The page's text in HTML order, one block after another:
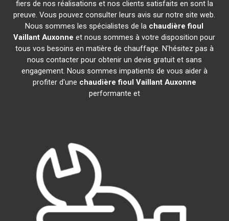
fiers de nos réalisations et nos clients satisfaits en sont la
preuve. Vous pouvez consulter leurs avis sur notre site web.
Nous sommes les spécialistes de la chaudière fioul
Vaillant Auxonne et nous sommes à votre disposition pour
tous vos besoins en matière de chauffage. N'hésitez pas à
nous contacter pour obtenir un devis gratuit et sans
engagement. Nous sommes impatients de vous aider à
profiter d'une chaudière fioul Vaillant Auxonne
performante et